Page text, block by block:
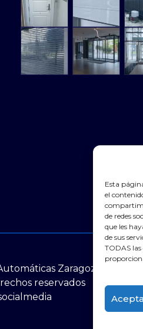
Esta
el
de redes
que les
de sus
TODAS
Zaragoza |
reservados